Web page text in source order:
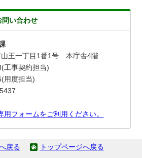
問い合わせ
王一丁目1番1号 本庁舎4階
工事契約担当)
度担当)
用フォームをご利用ください。
戻る トップページへ戻る